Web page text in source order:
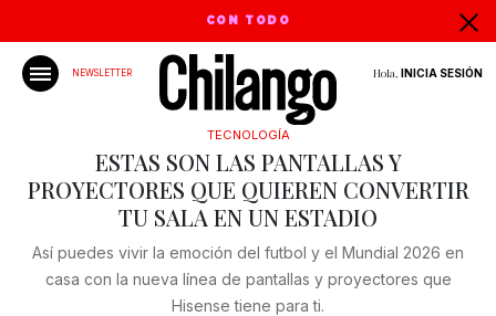
CON TODO
NEWSLETTER Hola, INICIA SESIÓN
TECNOLOGÍA
ESTAS SON LAS PANTALLAS Y
PROYECTORES QUE QUIEREN CONVERTIR
TU SALA EN UN ESTADIO
Así puedes vivir la emoción del futbol y el Mundial 2026 en
casa con la nueva línea de pantallas y proyectores que
Hisense tiene para ti.